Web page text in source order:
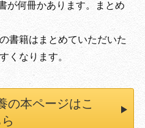
が何冊かあります。まとめ
書籍はまとめていただいた
くなります。
の本ページはこ